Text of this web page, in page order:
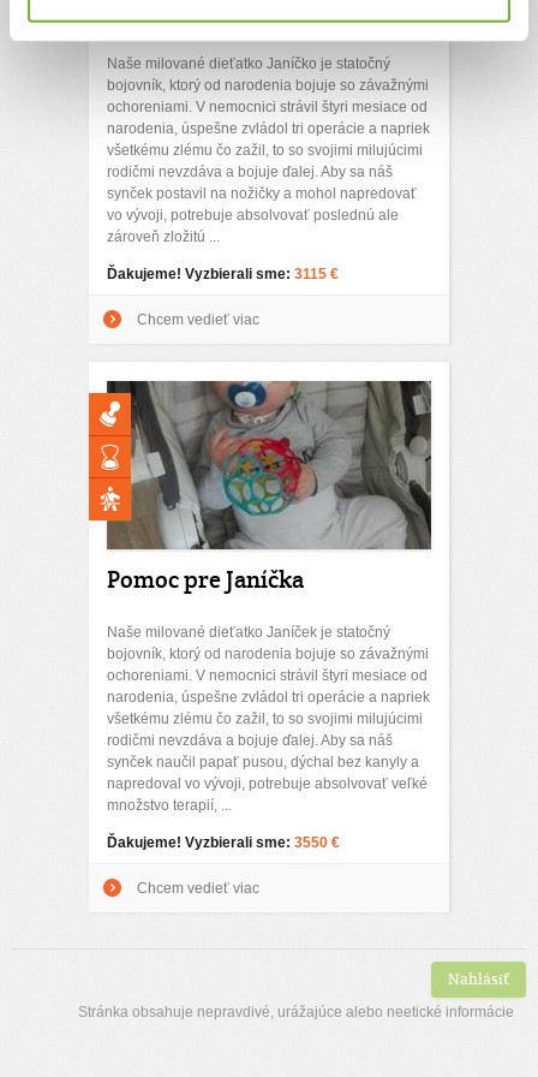
Naše milované dieťatko Janíčko je statočný
bojovník, ktorý od narodenia bojuje so závažnými
ochoreniami. V nemocnici strávil štyri mesiace od
narodenia, úspešne zvládol tri operácie a napriek
všetkému zlému čo zažil, to so svojimi milujúcimi
rodičmi nevzdáva a bojuje ďalej. Aby sa náš
synček postavil na nožičky a mohol napredovať
vo vývoji, potrebuje absolvovať poslednú ale
zároveň zložitú ...
Ďakujeme! Vyzbierali sme: 3115 €
Chcem vedieť viac
Pomoc pre Janíčka
Naše milované dieťatko Janíček je statočný
bojovník, ktorý od narodenia bojuje so závažnými
ochoreniami. V nemocnici strávil štyri mesiace od
narodenia, úspešne zvládol tri operácie a napriek
všetkému zlému čo zažil, to so svojimi milujúcimi
rodičmi nevzdáva a bojuje ďalej. Aby sa náš
synček naučil papať pusou, dýchal bez kanyly a
napredoval vo vývoji, potrebuje absolvovať veľké
množstvo terapií, ...
Ďakujeme! Vyzbierali sme: 3550 €
Chcem vedieť viac
Nahlásiť
Stránka obsahuje nepravdivé, urážajúce alebo neetické informácie